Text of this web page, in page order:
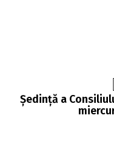
Şedinţă a